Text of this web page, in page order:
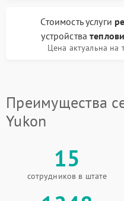
Стоимость услуги
устройства
Цена актуальна на
Преимущества
Yukon
15
сотрудников в штате